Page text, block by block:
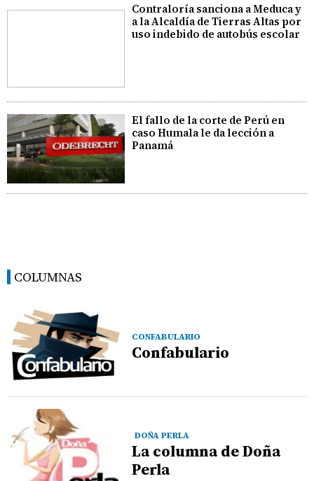
Contraloría sanciona a Meduca y
a la Alcaldía de Tierras Altas por
uso indebido de autobús escolar
El fallo de la corte de Perú en
caso Humala le da lección a
Panamá
COLUMNAS
CONFABULARIO
Confabulario
DOÑA PERLA
La columna de Doña
Perla